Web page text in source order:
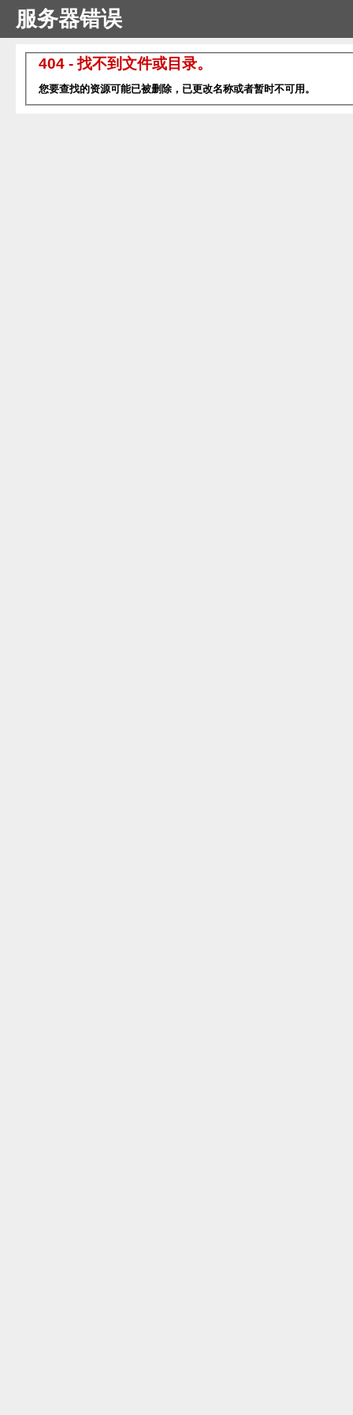
服务器错误
404 - 找不到文件或目录。
您要查找的资源可能已被删除，已更改名称或者暂时不可用。